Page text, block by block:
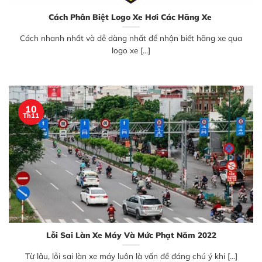
Cách Phân Biệt Logo Xe Hơi Các Hãng Xe
Cách nhanh nhất và dễ dàng nhất để nhận biết hãng xe qua
logo xe [...]
Lỗi Sai Làn Xe Máy Và Mức Phạt Năm 2022
Từ lâu, lỗi sai làn xe máy luôn là vấn đề đáng chú ý khi [...]
10
Th11